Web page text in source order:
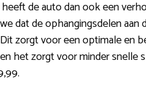
de auto dan ook een
dat de ophangingsdelen
zorgt voor een optimale en
het zorgt voor minder snelle